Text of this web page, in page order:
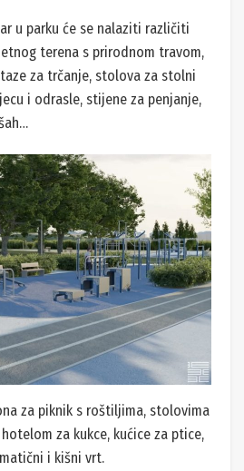
u parku će se nalaziti različiti
terena s prirodnom travom,
za trčanje, stolova za stolni
i odrasle, stijene za penjanje,
za piknik s roštiljima, stolovima
za kukce, kućice za ptice,
i kišni vrt.